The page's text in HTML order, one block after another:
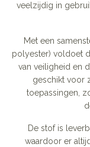
veelzijdig in
Met een
polyester) voldoet
van veiligheid en
geschikt voor
toepassingen,
De stof is
waardoor er